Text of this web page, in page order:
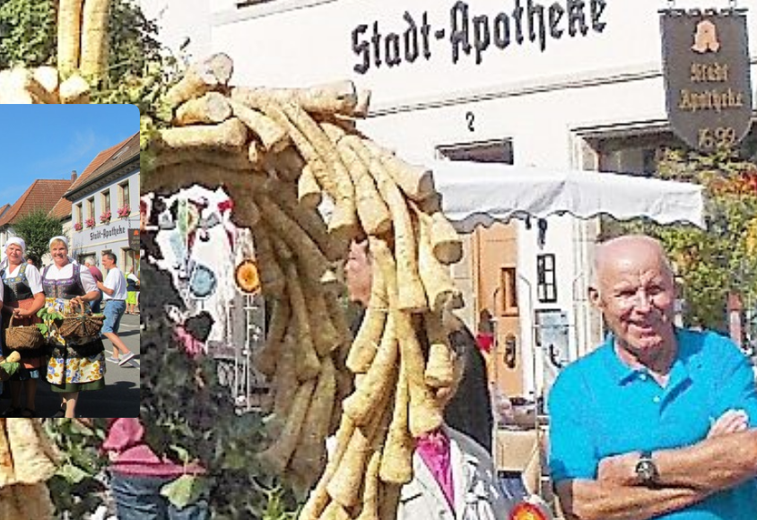
EVENTS
Eigenen Event kostenlos erstellen >